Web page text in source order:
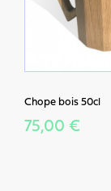
Chope bois 50cl
75,00 €